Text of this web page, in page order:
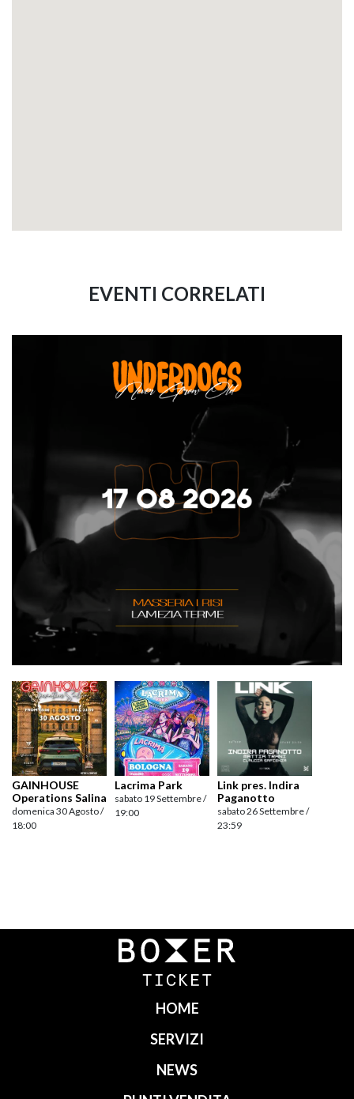
EVENTI CORRELATI
GAINHOUSE
Operations Salina
domenica 30 Agosto /
18:00
Lacrima Park
sabato 19 Settembre /
19:00
Link pres. Indira
Paganotto
sabato 26 Settembre /
23:59
Navigazione
HOME
SERVIZI
NEWS